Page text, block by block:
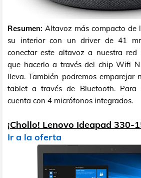
Resumen: Altavoz más compacto de
su interior con un driver de 41
conectar este altavoz a nuestra red
que hacerlo a través del chip Wifi
lleva. También podremos emparejar
tablet a través de Bluetooth. Para
cuenta con 4 micrófonos integrados.
¡Chollo! Lenovo Ideapad 330-
Ir a la oferta